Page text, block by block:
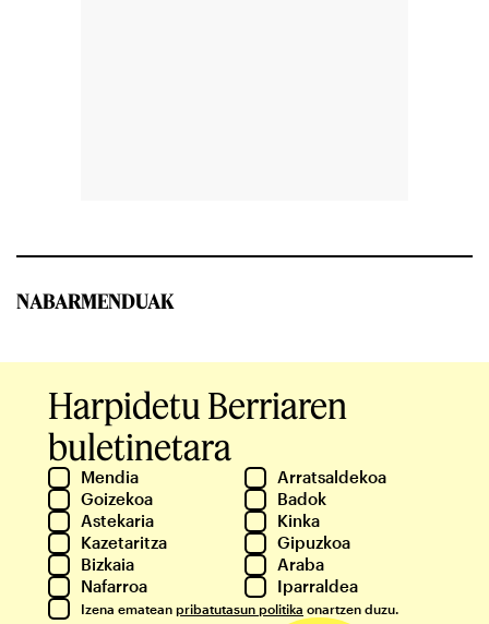
NABARMENDUAK
Harpidetu Berriaren
buletinetara
Mendia
Arratsaldekoa
Goizekoa
Badok
Astekaria
Kinka
Kazetaritza
Gipuzkoa
Bizkaia
Araba
Nafarroa
Iparraldea
Izena ematean pribatutasun politika onartzen duzu.